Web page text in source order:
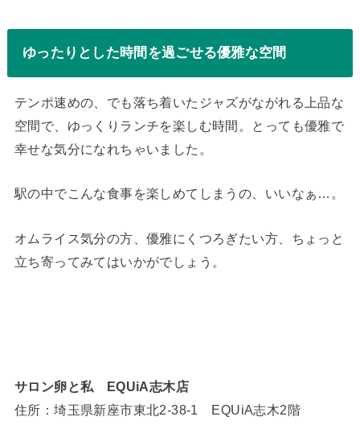
ゆったりとした時間を過ごせる優雅な空間
テンポ速めの、でも落ち着いたジャズがながれる上品な
空間で、ゆっくりランチを楽しむ時間。とっても優雅で
幸せな気分になれちゃいました。
駅の中でこんな食事を楽しめてしまうの、いいなぁ…。
オムライス気分の方、優雅にくつろぎたい方、ちょっと
立ち寄ってみてはいかがでしょう。
サロン卵と私 EQUiA志木店
住所：埼玉県新座市東北2-38-1 EQUiA志木2階